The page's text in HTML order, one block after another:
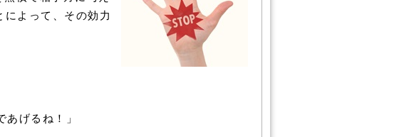
によって、その効力
げるね！」